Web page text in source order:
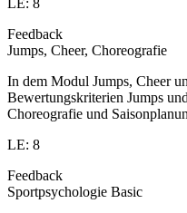
Feedback
Jumps, Cheer, Choreografie
In dem Modul Jumps, Cheer
Bewertungskriterien Jumps
Choreografie und
LE: 8
Feedback
Sportpsychologie Basic